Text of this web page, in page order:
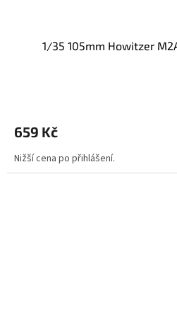
1/35 105mm Howitzer
659 Kč
Nižší cena po přihlášení.